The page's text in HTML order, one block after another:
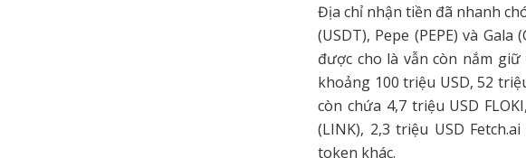
Địa chỉ nhận tiền đã nhanh
(USDT), Pepe (PEPE) và
được cho là vẫn còn nắm
khoảng 100 triệu USD, 52
còn chứa 4,7 triệu USD
(LINK), 2,3 triệu USD
token khác.